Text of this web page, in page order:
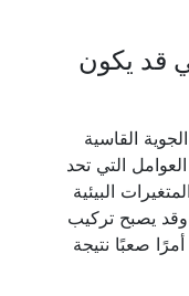
قد يكون
القاسية
التي تحد
البيئية
وقد يصبح تركيب
صعبًا نتيجة